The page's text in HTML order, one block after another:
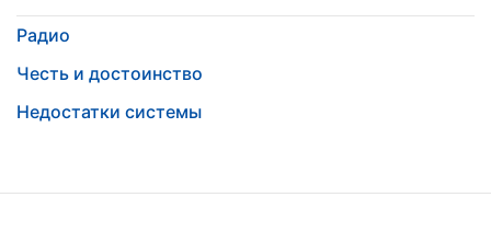
Радио
Честь и достоинство
Недостатки системы